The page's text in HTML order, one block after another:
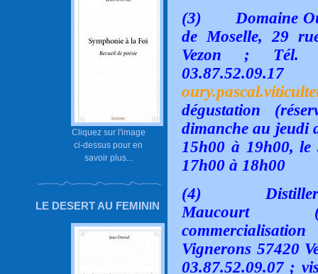
Cliquez sur l'image
ci-dessus pour en
savoir plus...
LE DESERT AU FEMININ
(3)
Domaine
de Moselle, 29
Vezon ; Tél.
dégustation
dimanche au jeudi
15h00 à 19h00, le
17h00 à 18h00
(4)
Maucourt
Vignerons 57420
03.87.52.09.07 ;